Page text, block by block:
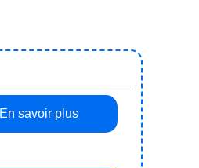
En savoir plus